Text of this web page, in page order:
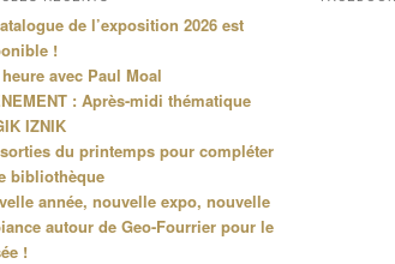
de l’exposition 2026 est
!
avec Paul Moal
: Après-midi thématique
IZNIK
du printemps pour compléter
bibliothèque
année, nouvelle expo, nouvelle
autour de Geo-Fourrier pour le
!